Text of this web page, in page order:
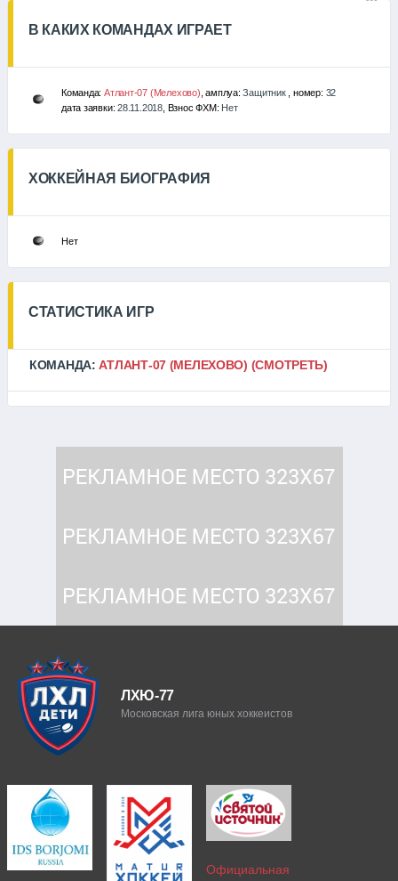
В КАКИХ КОМАНДАХ ИГРАЕТ
Команда:Атлант-07 (Мелехово) , амплуа:Защитник, номер: 32
дата заявки:28.11.2018, Взнос ФХМ: Нет
ХОККЕЙНАЯ БИОГРАФИЯ
Нет
СТАТИСТИКА ИГР
КОМАНДА:АТЛАНТ-07 (МЕЛЕХОВО) (СМОТРЕТЬ)
ЛХЮ-77
Московская лига юных хоккеистов
Официальная